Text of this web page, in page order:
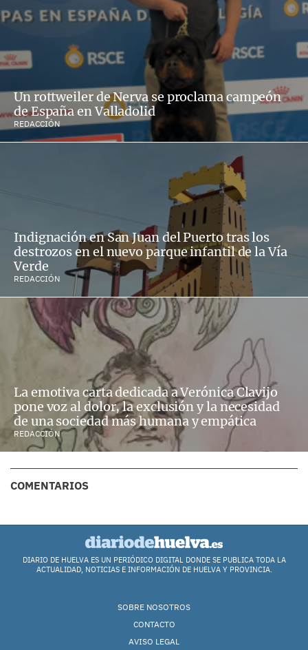
Un rottweiler de Nerva se proclama campeón
de España en Valladolid
REDACCIÓN
Indignación en San Juan del Puerto tras los
destrozos en el nuevo parque infantil de la Vía
Verde
REDACCIÓN
La emotiva carta dedicada a Verónica Clavijo
pone voz al dolor, la exclusión y la necesidad
de una sociedad más humana y empática
REDACCIÓN
COMENTARIOS
DIARIO DE HUELVA ES UN PERIÓDICO DIGITAL DONDE SE PUBLICA TODA LA
ACTUALIDAD, NOTICIAS E INFORMACIÓN DE HUELVA Y PROVINCIA.
SOBRE NOSOTROS
CONTACTO
AVISO LEGAL